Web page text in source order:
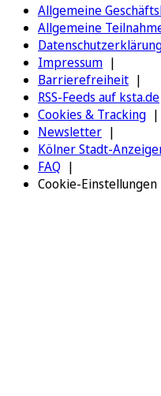
Allgemeine
Allgemeine
Impressum
Barrierefreiheit
RSS-Feeds auf ksta.de
Cookies & Tracking
Newsletter
Kölner Stadt-
FAQ
Cookie-Einstellungen